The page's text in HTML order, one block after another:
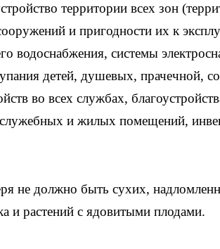
территории всех зон
и пригодности их к
водоснабжения, системы
детей, душевых, прачечной,
во всех службах,
служебных и жилых помещений,
не должно быть сухих,
и растений с ядовитыми плодами.